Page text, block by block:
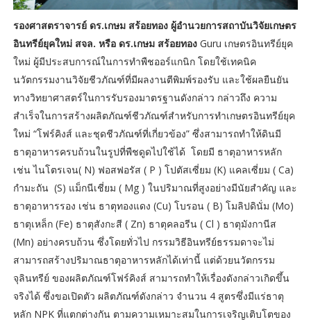
รองศาสตราจารย์ ดร.เกษม สร้อยทอง ผู้อำนวยการสถาบันวิจัยเกษตร
อินทรีย์ยุคใหม่ สจล. หรือ ดร.เกษม สร้อยทองGuru เกษตรอินทรีย์ยุค
ใหม่ ผู้มีประสบการณ์ในการทำพืชออร์แกนิก โดยใช้เทคนิค
นวัตกรรมงานวิจัยชีวภัณฑ์ที่มีผลงานตีพิมพ์รองรับ และใช้ผลยืนยัน
ทางวิทยาศาสตร์ในการรับรองมาตรฐานดังกล่าว กล่าวถึง ความ
สำเร็จในการสร้างผลิตภัณฑ์ชีวภัณฑ์สำหรับการทำเกษตรอินทรีย์ยุค
ใหม่ “โฟร์คิงส์ และชุดชีวภัณฑ์ที่เกี่ยวข้อง” ซึ่งสามารถทำให้ดินมี
ธาตุอาหารครบถ้วนในรูปที่พืชดูดไปใช้ได้ โดยมี ธาตุอาหารหลัก
เช่น ไนโตรเจน( N) ฟอสฟอรัส ( P ) โปตัสเซี่ยม (K) แคลเซี่ยม ( Ca)
กำมะถัน (S) แม็กนีเชี่ยม ( Mg ) ในปริมาณที่สูงอย่างมีนัยสำคัญ และ
ธาตุอาหารรอง เช่น ธาตุทองแดง (Cu) โบรอน ( B) โมลิปดินั่ม (Mo)
ธาตุเหล็ก (Fe) ธาตุสังกะสี ( Zn) ธาตุคลอรีน ( Cl ) ธาตุมังกานีส
(Mn) อย่างครบถ้วน ซึ่งโดยทั่วไป กรรมวิธีอินทรีย์ธรรมดาจะไม่
สามารถสร้างปริมาณธาตุอาหารหลักได้เท่านี้ แต่ด้วยนวัตกรรม
จุลินทรีย์ ของผลิตภัณฑ์โฟร์คิงส์ สามารถทำให้เรื่องดังกล่าวเกิดขึ้น
จริงได้ ซึ่งขอเปิดตัว ผลิตภัณฑ์ดังกล่าว จำนวน 4 สูตรซึ่งมีแร่ธาตุ
หลัก NPK ที่แตกต่างกัน ตามความเหมาะสมในการเจริญเติบโตของ